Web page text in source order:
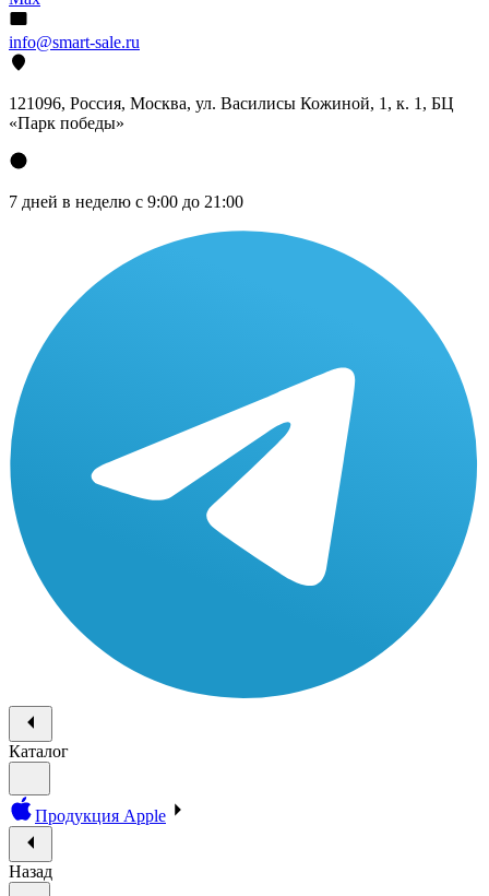
info@smart-sale.ru
121096, Россия, Москва, ул. Василисы Кожиной, 1, к. 1, БЦ
«Парк победы»
7 дней в неделю с 9:00 до 21:00
Каталог
Продукция Apple
Назад